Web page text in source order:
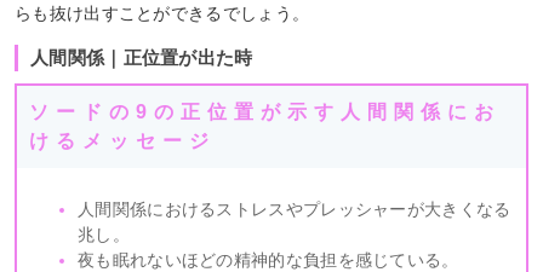
らも抜け出すことができるでしょう。
人間関係｜正位置が出た時
ソードの9の正位置が示す人間関係にお
けるメッセージ
人間関係におけるストレスやプレッシャーが大きくなる
兆し。
夜も眠れないほどの精神的な負担を感じている。